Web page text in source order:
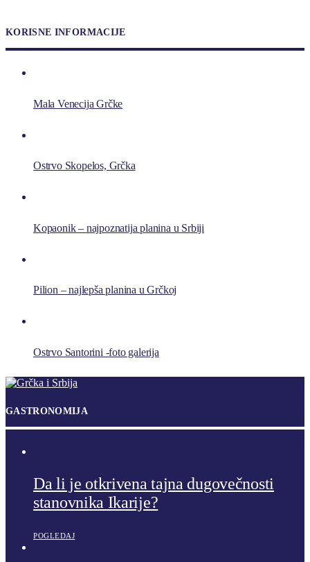
KORISNE INFORMACIJE
Mala Venecija Grčke
Ostrvo Skopelos, Grčka
Kopaonik – najpoznatija planina u Srbiji
Pilion – najlepša planina u Grčkoj
Ostrvo Santorini -foto galerija
GASTRONOMIJA
Da li je otkrivena tajna dugovečnosti
stanovnika Ikarije?
POGLEDAJ